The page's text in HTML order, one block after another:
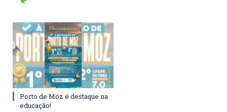
Porto de Moz é destaque na
educação!